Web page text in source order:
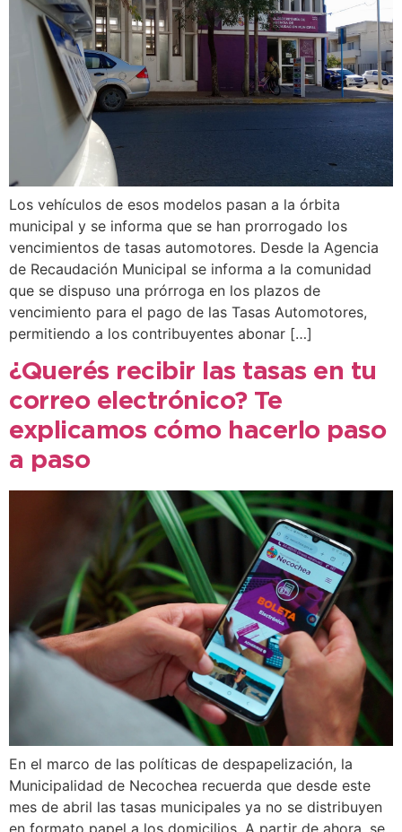
Los vehículos de esos modelos pasan a la órbita
municipal y se informa que se han prorrogado los
vencimientos de tasas automotores. Desde la Agencia
de Recaudación Municipal se informa a la comunidad
que se dispuso una prórroga en los plazos de
vencimiento para el pago de las Tasas Automotores,
permitiendo a los contribuyentes abonar […]
¿Querés recibir las tasas en tu
correo electrónico? Te
explicamos cómo hacerlo paso
a paso
En el marco de las políticas de despapelización, la
Municipalidad de Necochea recuerda que desde este
mes de abril las tasas municipales ya no se distribuyen
en formato papel a los domicilios. A partir de ahora, se